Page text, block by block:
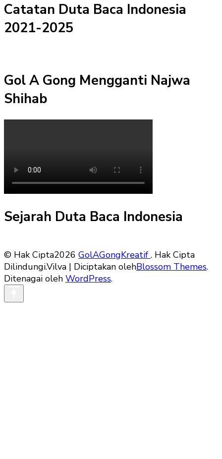
Catatan Duta Baca Indonesia
2021-2025
Gol A Gong Mengganti Najwa
Shihab
Sejarah Duta Baca Indonesia
© Hak Cipta2026 GolAGongKreatif . Hak Cipta
Dilindungi.Vilva | Diciptakan olehBlossom Themes.
Ditenagai oleh WordPress.